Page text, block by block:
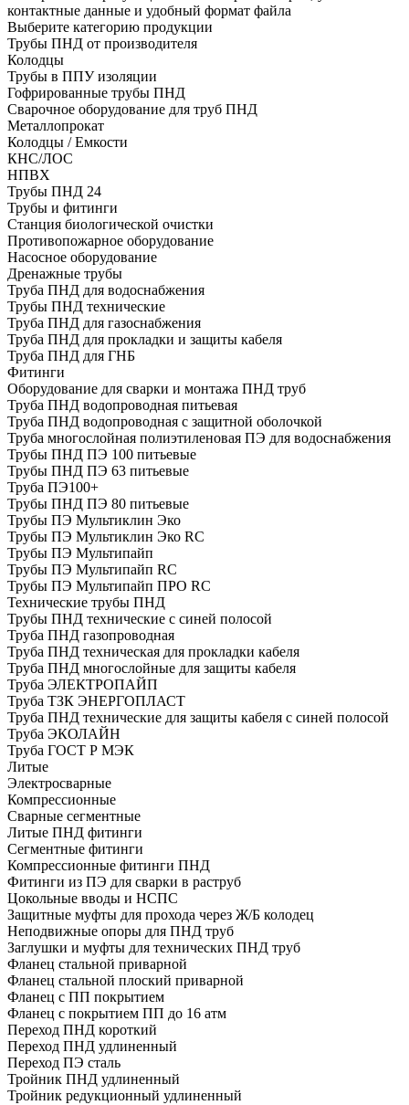
контактные данные и удобный формат файла
Выберите категорию продукции
Трубы ПНД от производителя
Колодцы
Трубы в ППУ изоляции
Гофрированные трубы ПНД
Сварочное оборудование для труб ПНД
Металлопрокат
Колодцы / Емкости
КНС/ЛОС
НПВХ
Трубы ПНД 24
Трубы и фитинги
Cтанция биологической очистки
Противопожарное оборудование
Насосное оборудование
Дренажные трубы
Труба ПНД для водоснабжения
Трубы ПНД технические
Труба ПНД для газоснабжения
Труба ПНД для прокладки и защиты кабеля
Труба ПНД для ГНБ
Фитинги
Оборудование для сварки и монтажа ПНД труб
Труба ПНД водопроводная питьевая
Труба ПНД водопроводная с защитной оболочкой
Труба многослойная полиэтиленовая ПЭ для водоснабжения
Трубы ПНД ПЭ 100 питьевые
Трубы ПНД ПЭ 63 питьевые
Труба ПЭ100+
Трубы ПНД ПЭ 80 питьевые
Трубы ПЭ Мультиклин Эко
Трубы ПЭ Мультиклин Эко RC
Трубы ПЭ Мультипайп
Трубы ПЭ Мультипайп RC
Трубы ПЭ Мультипайп ПРО RC
Технические трубы ПНД
Трубы ПНД технические с синей полосой
Труба ПНД газопроводная
Труба ПНД техническая для прокладки кабеля
Труба ПНД многослойные для защиты кабеля
Труба ЭЛЕКТРОПАЙП
Труба ТЗК ЭНЕРГОПЛАСТ
Труба ПНД технические для защиты кабеля с синей полосой
Труба ЭКОЛАЙН
Труба ГОСТ Р МЭК
Литые
Электросварные
Компрессионные
Сварные сегментные
Литые ПНД фитинги
Сегментные фитинги
Компрессионные фитинги ПНД
Фитинги из ПЭ для сварки в раструб
Цокольные вводы и НСПС
Защитные муфты для прохода через Ж/Б колодец
Неподвижные опоры для ПНД труб
Заглушки и муфты для технических ПНД труб
Фланец стальной приварной
Фланец стальной плоский приварной
Фланец с ПП покрытием
Фланец с покрытием ПП до 16 атм
Переход ПНД короткий
Переход ПНД удлиненный
Переход ПЭ сталь
Тройник ПНД удлиненный
Тройник редукционный удлиненный